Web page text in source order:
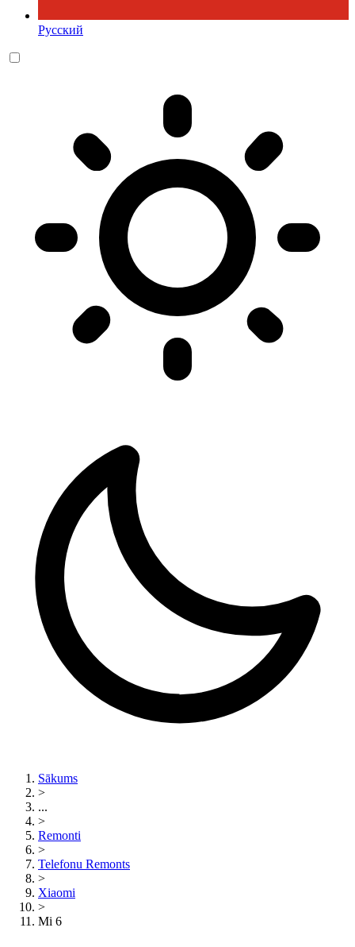
Русский
Sākums
>
...
>
Remonti
>
Telefonu Remonts
>
Xiaomi
>
Mi 6